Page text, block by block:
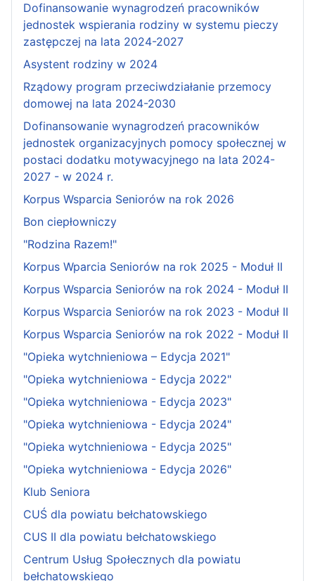
Dofinansowanie wynagrodzeń pracowników
jednostek wspierania rodziny w systemu pieczy
zastępczej na lata 2024-2027
Asystent rodziny w 2024
Rządowy program przeciwdziałanie przemocy
domowej na lata 2024-2030
Dofinansowanie wynagrodzeń pracowników
jednostek organizacyjnych pomocy społecznej w
postaci dodatku motywacyjnego na lata 2024-
2027 - w 2024 r.
Korpus Wsparcia Seniorów na rok 2026
Bon ciepłowniczy
"Rodzina Razem!"
Korpus Wparcia Seniorów na rok 2025 - Moduł II
Korpus Wsparcia Seniorów na rok 2024 - Moduł II
Korpus Wsparcia Seniorów na rok 2023 - Moduł II
Korpus Wsparcia Seniorów na rok 2022 - Moduł II
"Opieka wytchnieniowa – Edycja 2021"
"Opieka wytchnieniowa - Edycja 2022"
"Opieka wytchnieniowa - Edycja 2023"
"Opieka wytchnieniowa - Edycja 2024"
"Opieka wytchnieniowa - Edycja 2025"
"Opieka wytchnieniowa - Edycja 2026"
Klub Seniora
CUŚ dla powiatu bełchatowskiego
CUS II dla powiatu bełchatowskiego
Centrum Usług Społecznych dla powiatu
bełchatowskiego